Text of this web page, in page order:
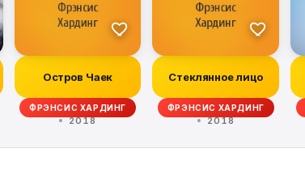
Остров Чаек
ФРЭНСИС ХАРДИНГ
2018
Стеклянное лицо
ФРЭНСИС ХАРДИНГ
2018